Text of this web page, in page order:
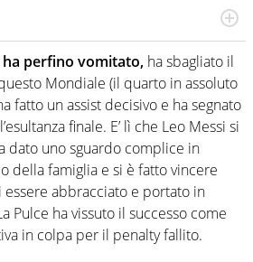
ha seguito numerose manifestazioni
con agenzie e testate. Esperienza,
e memoria storica. Si occupa
calcio
ha perfino vomitato, ha sbagliato il
Mondiale (il quarto in assoluto
fatto un assist decisivo e ha segnato
finale. E’ lì che Leo Messi si
dato uno sguardo complice in
della famiglia e si è fatto vincere
essere abbracciato e portato in
Pulce ha vissuto il successo come
in colpa per il penalty fallito.